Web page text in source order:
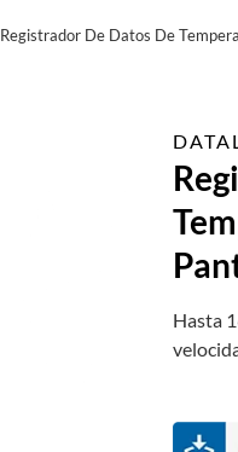
Registrador De Datos De
Hasta